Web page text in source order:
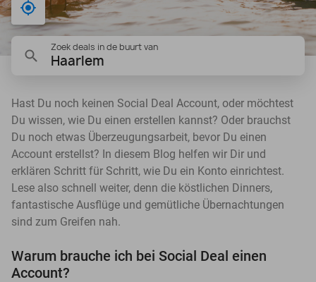
Bij mij in de buurt
Zoek deals in de buurt van
Haarlem
Hast Du noch keinen Social Deal Account, oder möchtest
Du wissen, wie Du einen erstellen kannst? Oder brauchst
Du noch etwas Überzeugungsarbeit, bevor Du einen
Account erstellst? In diesem Blog helfen wir Dir und
erklären Schritt für Schritt, wie Du ein Konto einrichtest.
Lese also schnell weiter, denn die köstlichen Dinners,
fantastische Ausflüge und gemütliche Übernachtungen
sind zum Greifen nah.
Warum brauche ich bei Social Deal einen
Account?